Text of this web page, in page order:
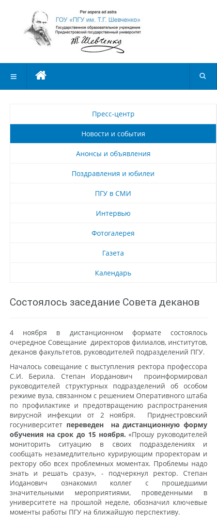
Пресс-центр
Новости и события
Анонсы и объявления
Поздравления и юбилеи
ПГУ в СМИ
Интервью
Фотогалерея
Газета
Календарь
Состоялось заседание Совета деканов
4 ноября в дистанционном формате состоялось
очередное Совещание директоров филиалов, институтов,
деканов факультетов, руководителей подразделений ПГУ.
Началось совещание с выступления ректора профессора
С.И. Берила. Степан Иорданович проинформировал
руководителей структурных подразделений об особом
режиме вуза, связанном с решением Оперативного штаба
по профилактике и предотвращению распространения
вирусной инфекции от 2 ноября. Приднестровский
госуниверситет переведен на дистанционную форму
обучения на срок до 15 ноября.«Прошу руководителей
мониторить ситуацию в своих подразделениях и
сообщать незамедлительно курирующим проректорам и
ректору обо всех проблемных моментах. Проблемы надо
знать и решать сразу», - подчеркнул ректор. Степан
Иоданович ознакомил коллег с прошедшими
значительными мероприятиями, проведенными в
университете на прошлой неделе, обозначил ключевые
моменты работы ПГУ на ближайшую перспективу.